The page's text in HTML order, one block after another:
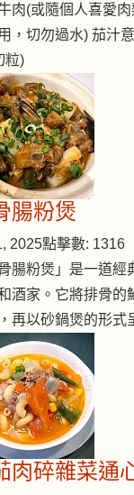
肉(或隨個人喜愛
，切勿過水) 茄汁
粒)
腸粉煲
2025點擊數: 1316
骨腸粉煲」是一道
酒家。它將排骨的
再以砂鍋煲的形
肉碎雜菜通